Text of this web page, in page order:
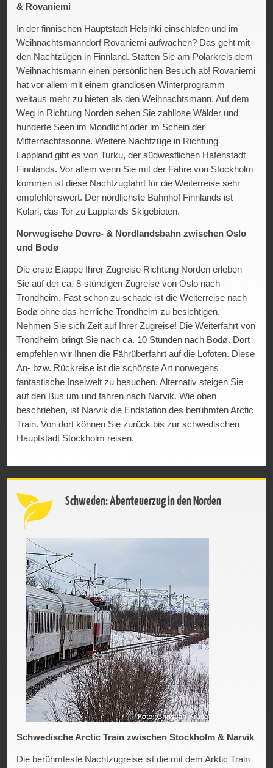
& Rovaniemi
In der finnischen Hauptstadt Helsinki einschlafen und im
Weihnachtsmanndorf Rovaniemi aufwachen? Das geht mit
den Nachtzügen in Finnland. Statten Sie am Polarkreis dem
Weihnachtsmann einen persönlichen Besuch ab! Rovaniemi
hat vor allem mit einem grandiosen Winterprogramm
weitaus mehr zu bieten als den Weihnachtsmann. Auf dem
Weg in Richtung Norden sehen Sie zahllose Wälder und
hunderte Seen im Mondlicht oder im Schein der
Mitternachtssonne. Weitere Nachtzüge in Richtung
Lappland gibt es von Turku, der südwestlichen Hafenstadt
Finnlands. Vor allem wenn Sie mit der Fähre von Stockholm
kommen ist diese Nachtzugfahrt für die Weiterreise sehr
empfehlenswert. Der nördlichste Bahnhof Finnlands ist
Kolari, das Tor zu Lapplands Skigebieten.
Norwegische Dovre- & Nordlandsbahn zwischen Oslo
und Bodø
Die erste Etappe Ihrer Zugreise Richtung Norden erleben
Sie auf der ca. 8-stündigen Zugreise von Oslo nach
Trondheim. Fast schon zu schade ist die Weiterreise nach
Bodø ohne das herrliche Trondheim zu besichtigen.
Nehmen Sie sich Zeit auf Ihrer Zugreise! Die Weiterfahrt von
Trondheim bringt Sie nach ca. 10 Stunden nach Bodø. Dort
empfehlen wir Ihnen die Fährüberfahrt auf die Lofoten. Diese
An- bzw. Rückreise ist die schönste Art norwegens
fantastische Inselwelt zu besuchen. Alternativ steigen Sie
auf den Bus um und fahren nach Narvik. Wie oben
beschrieben, ist Narvik die Endstation des berühmten Arctic
Train. Von dort können Sie zurück bis zur schwedischen
Hauptstadt Stockholm reisen.
Schweden: Abenteuerzug in den Norden
Schwedische Arctic Train zwischen Stockholm & Narvik
Die berühmteste Nachtzugreise ist die mit dem Arktic Train